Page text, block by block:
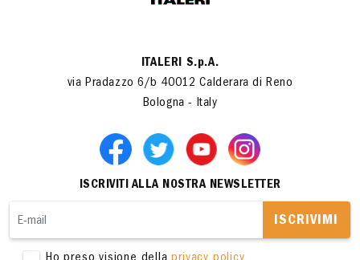
ITALERI S.p.A.
via Pradazzo 6/b 40012 Calderara di Reno
Bologna - Italy
ISCRIVITI ALLA NOSTRA NEWSLETTER
ISCRIVIMI